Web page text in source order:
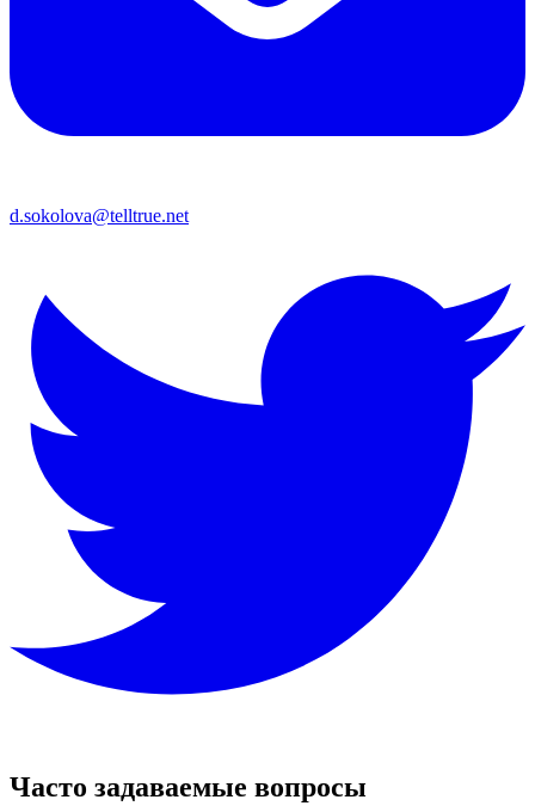
d.sokolova@telltrue.net
Часто задаваемые вопросы